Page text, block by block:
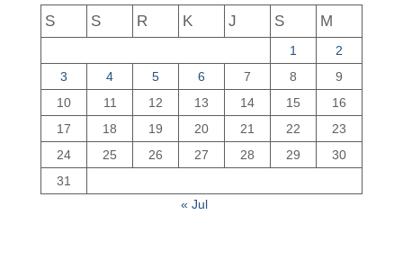
S S R K J S M
1
2
3
4 5 6 7 8
9
10
11 12 13 14 15
16
17
18 19 20 21 22
23
24
25 26 27 28 29
30
31
« Jul